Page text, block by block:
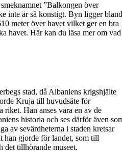
”Balkongen över
inte är så konstigt. Byn ligger bland
meter över havet vilket ger en bra
havet. Här kan du läsa mer om vad
stad, då Albaniens krigshjälte
Kruja till huvudsäte för
riket. Han anses vara en av de
historia och ses därför även
av sevärdheterna i staden kretsar
han gjorde för landet, som till
det tillhörande museet.